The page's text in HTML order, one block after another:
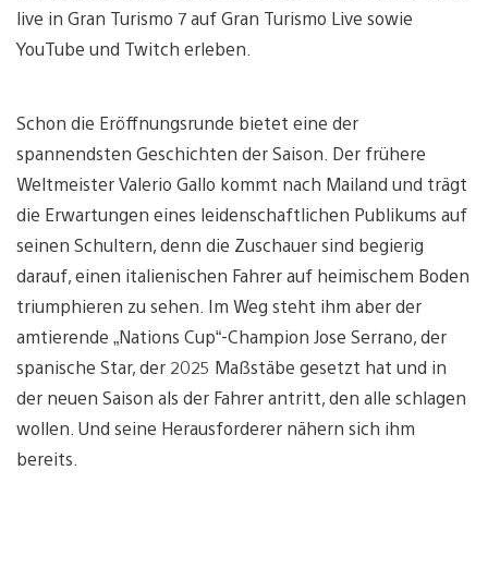
live in Gran Turismo 7 auf Gran Turismo Live sowie
YouTube und Twitch erleben.
Schon die Eröffnungsrunde bietet eine der
spannendsten Geschichten der Saison. Der frühere
Weltmeister Valerio Gallo kommt nach Mailand und trägt
die Erwartungen eines leidenschaftlichen Publikums auf
seinen Schultern, denn die Zuschauer sind begierig
darauf, einen italienischen Fahrer auf heimischem Boden
triumphieren zu sehen. Im Weg steht ihm aber der
amtierende „Nations Cup“-Champion Jose Serrano, der
spanische Star, der 2025 Maßstäbe gesetzt hat und in
der neuen Saison als der Fahrer antritt, den alle schlagen
wollen. Und seine Herausforderer nähern sich ihm
bereits.